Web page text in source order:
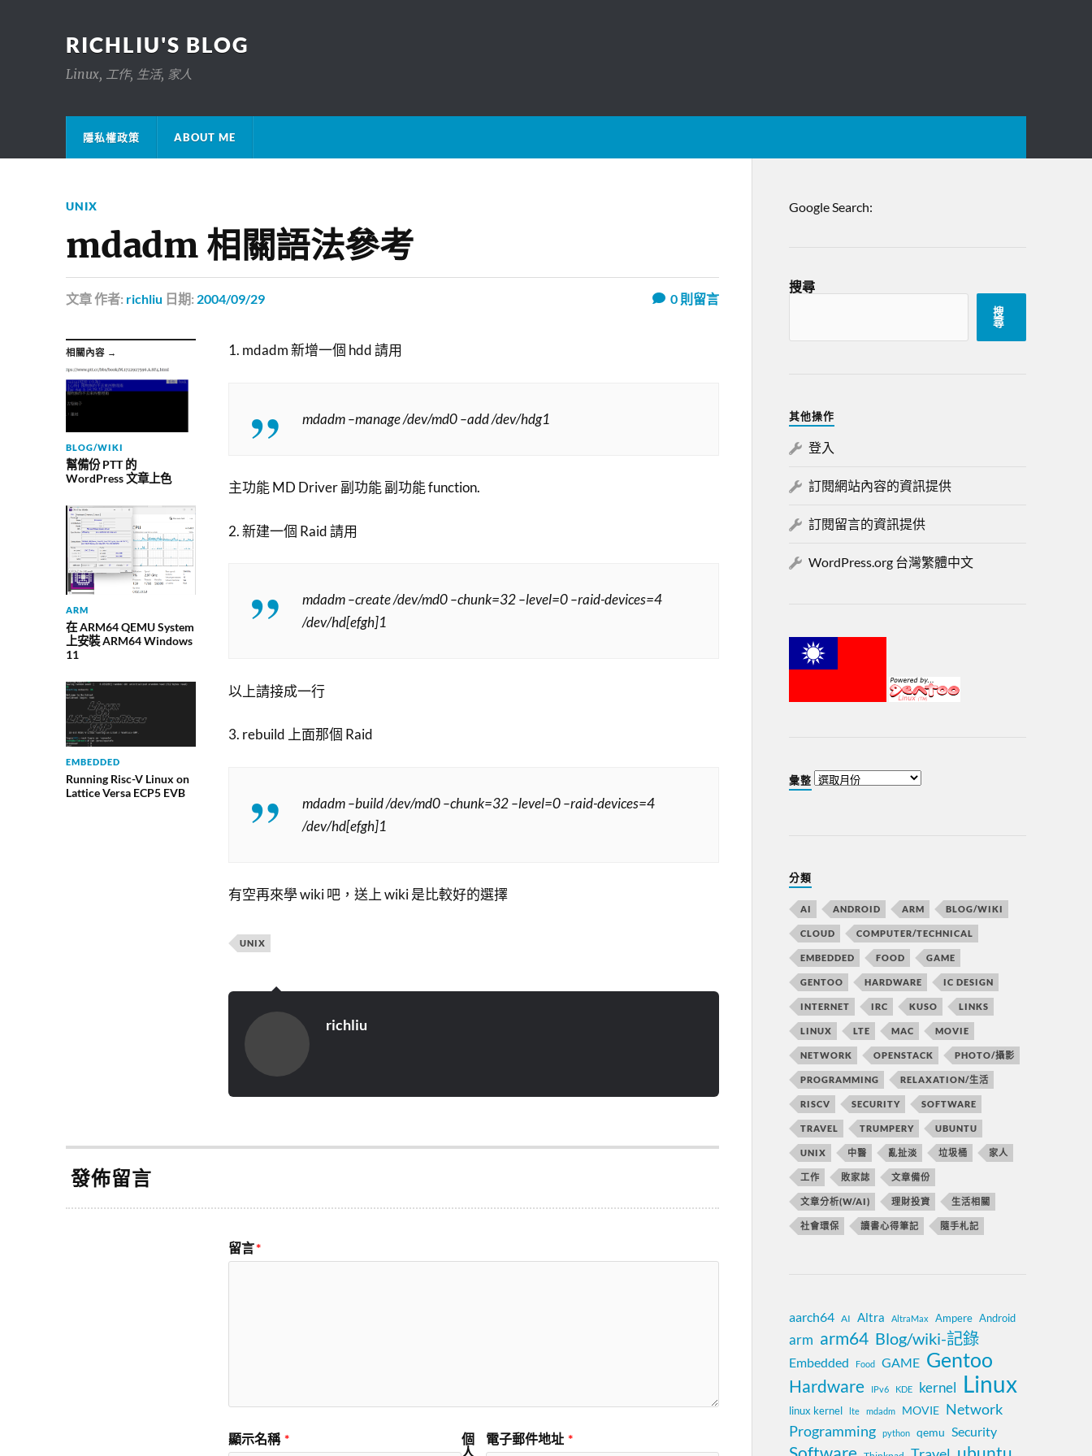
RICHLIU'S BLOG
Linux, 工作, 生活, 家人
隱私權政策 ABOUT ME
UNIX
mdadm 相關語法參考
文章作者: richliu 日期: 2004/09/29 0則留言
相關內容 →
BLOG/WIKI
幫備份 PTT 的
WordPress 文章上色
ARM
在 ARM64 QEMU System
上安裝 ARM64 Windows
11
EMBEDDED
Running Risc-V Linux on
Lattice Versa ECP5 EVB
1. mdadm 新增一個 hdd 請用
mdadm –manage /dev/md0 –add /dev/hdg1
主功能 MD Driver 副功能 副功能 function.
2. 新建一個 Raid 請用
mdadm –create /dev/md0 –chunk=32 –level=0 –raid-devices=4
/dev/hd[efgh]1
以上請接成一行
3. rebuild 上面那個 Raid
mdadm –build /dev/md0 –chunk=32 –level=0 –raid-devices=4
/dev/hd[efgh]1
有空再來學 wiki 吧，送上 wiki 是比較好的選擇
UNIX
richliu
發佈留言
留言*
顯示名稱 * 電子郵件地址 *
個
人
Google Search:
搜尋
搜
尋
其他操作
登入
訂閱網站內容的資訊提供
訂閱留言的資訊提供
WordPress.org 台灣繁體中文
彙整
分類
AI ANDROID ARM BLOG/WIKI
CLOUD COMPUTER/TECHNICAL
EMBEDDED FOOD GAME
GENTOO HARDWARE IC DESIGN
INTERNET IRC KUSO LINKS
LINUX LTE MAC MOVIE
NETWORK OPENSTACK PHOTO/攝影
PROGRAMMING RELAXATION/生活
RISCV SECURITY SOFTWARE
TRAVEL TRUMPERY UBUNTU
UNIX 中醫 亂扯淡 垃圾桶 家人
工作 敗家誌 文章備份
文章分析(W/AI) 理財投資 生活相關
社會環保 讀書心得筆記 隨手札記
aarch64 AI Altra AltraMax Ampere Android
arm arm64 Blog/wiki-記錄
Embedded Food GAME Gentoo
Hardware IPv6 KDE kernel Linux
linux kernel lte mdadm MOVIE Network
Programming
python qemu Security